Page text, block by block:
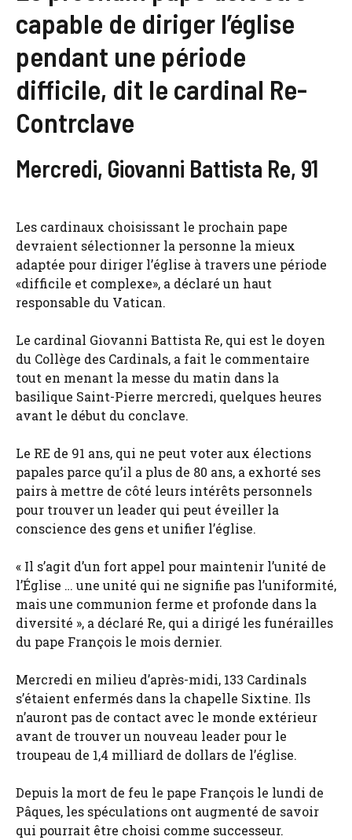
capable de diriger l’église
pendant une période
difficile, dit le cardinal Re-
Contrclave
Mercredi, Giovanni Battista Re, 91
Les cardinaux choisissant le prochain pape
devraient sélectionner la personne la mieux
adaptée pour diriger l’église à travers une période
«difficile et complexe», a déclaré un haut
responsable du Vatican.
Le cardinal Giovanni Battista Re, qui est le doyen
du Collège des Cardinals, a fait le commentaire
tout en menant la messe du matin dans la
basilique Saint-Pierre mercredi, quelques heures
avant le début du conclave.
Le RE de 91 ans, qui ne peut voter aux élections
papales parce qu’il a plus de 80 ans, a exhorté ses
pairs à mettre de côté leurs intérêts personnels
pour trouver un leader qui peut éveiller la
conscience des gens et unifier l’église.
« Il s’agit d’un fort appel pour maintenir l’unité de
l’Église … une unité qui ne signifie pas l’uniformité,
mais une communion ferme et profonde dans la
diversité », a déclaré Re, qui a dirigé les funérailles
du pape François le mois dernier.
Mercredi en milieu d’après-midi, 133 Cardinals
s’étaient enfermés dans la chapelle Sixtine. Ils
n’auront pas de contact avec le monde extérieur
avant de trouver un nouveau leader pour le
troupeau de 1,4 milliard de dollars de l’église.
Depuis la mort de feu le pape François le lundi de
Pâques, les spéculations ont augmenté de savoir
qui pourrait être choisi comme successeur.